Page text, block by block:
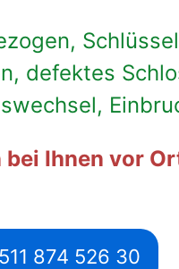
defektes
Ihnen vor
874 526 30